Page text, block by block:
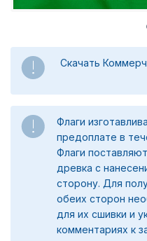
Скачать
Флаги
предоплате в
Флаги
древка с
сторону. Для
обеих сторон
для их сшивки и
комментариях к